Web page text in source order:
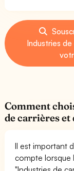
Industries
Comment
de carrières et
Il est important
compte lorsque